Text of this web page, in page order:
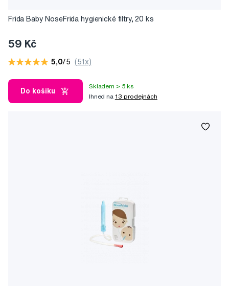
Frida Baby NoseFrida hygienické filtry, 20 ks
59 Kč
5,0/5 (51x)
Do košíku
Skladem > 5 ks
Ihned na 13 prodejnách